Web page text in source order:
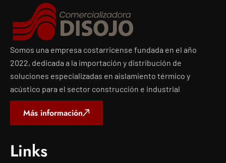
Somos una empresa costarricense fundada en el año
2022, dedicada a la importación y distribución de
soluciones especializadas en aislamiento térmico y
acústico para el sector construcción e industrial
Más información
Links